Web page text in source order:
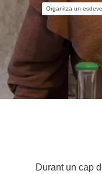
Organitza un
Durant un cap